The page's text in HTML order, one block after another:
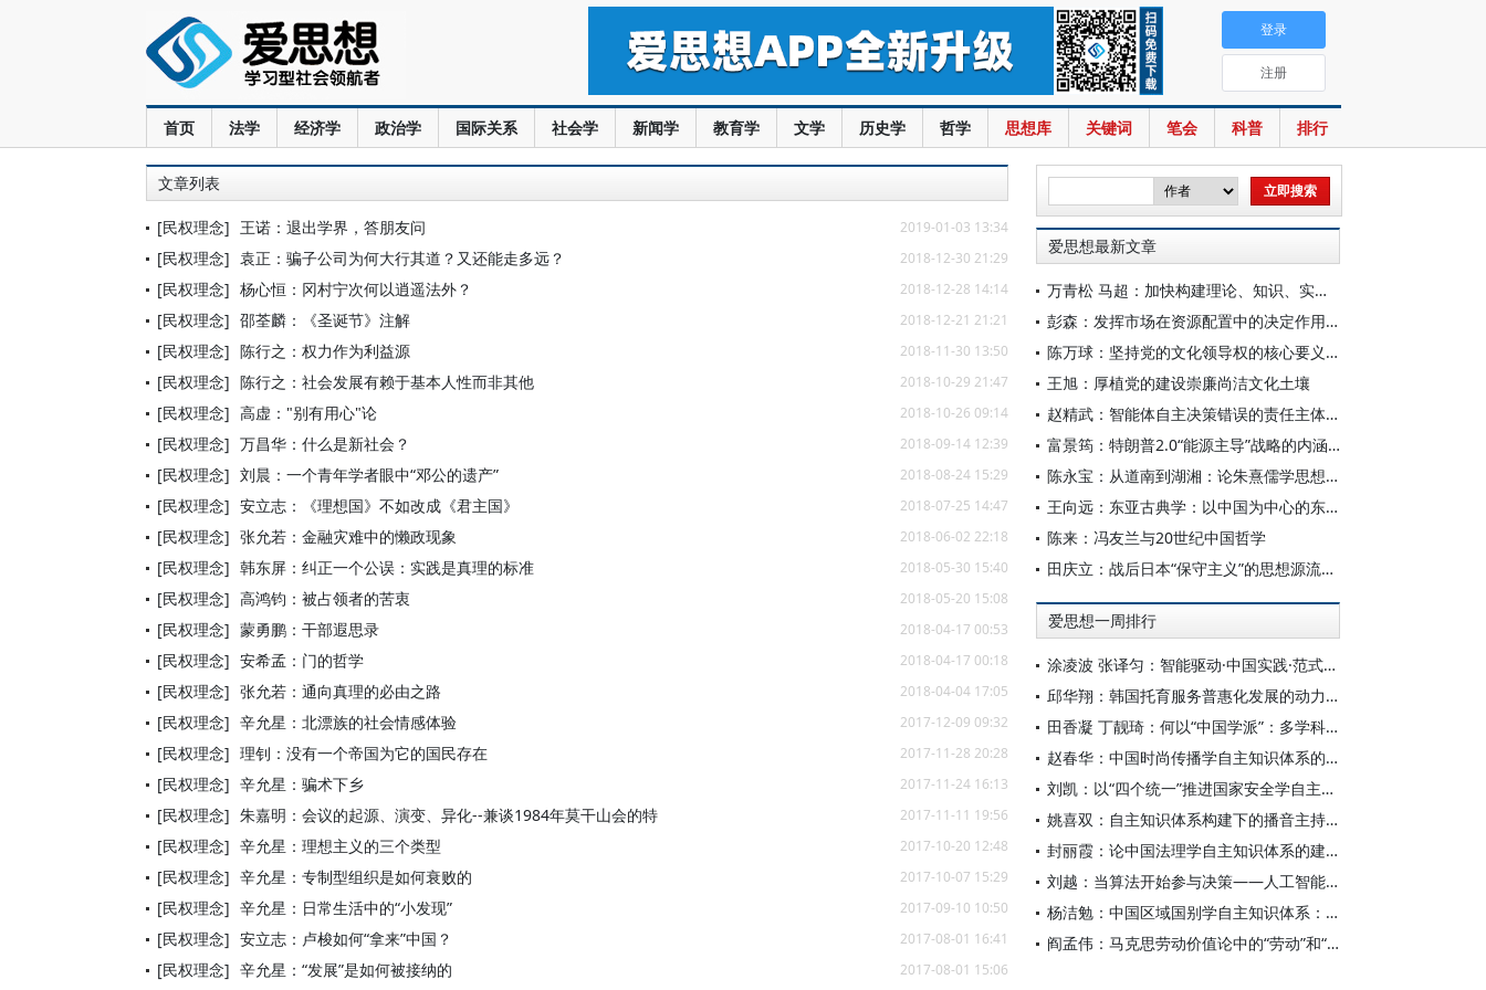
首页 法学 经济学 政治学 国际关系 社会学 新闻学 教育学 文学 历史学 哲学 思想库 关键词 笔会 科普 排行
登录
注册
文章列表
[民权理念] 王诺：退出学界，答朋友问 2019-01-03 13:34
[民权理念] 袁正：骗子公司为何大行其道？又还能走多远？ 2018-12-30 21:29
[民权理念] 杨心恒：冈村宁次何以逍遥法外？ 2018-12-28 14:14
[民权理念] 邵荃麟：《圣诞节》注解 2018-12-21 21:21
[民权理念] 陈行之：权力作为利益源 2018-11-30 13:50
[民权理念] 陈行之：社会发展有赖于基本人性而非其他 2018-10-29 21:47
[民权理念] 高虚："别有用心"论 2018-10-26 09:14
[民权理念] 万昌华：什么是新社会？ 2018-09-14 12:39
[民权理念] 刘晨：一个青年学者眼中“邓公的遗产” 2018-08-24 15:29
[民权理念] 安立志：《理想国》不如改成《君主国》 2018-07-25 14:47
[民权理念] 张允若：金融灾难中的懒政现象 2018-06-02 22:18
[民权理念] 韩东屏：纠正一个公误：实践是真理的标准 2018-05-30 15:40
[民权理念] 高鸿钧：被占领者的苦衷 2018-05-20 15:08
[民权理念] 蒙勇鹏：干部遐思录 2018-04-17 00:53
[民权理念] 安希孟：门的哲学 2018-04-17 00:18
[民权理念] 张允若：通向真理的必由之路 2018-04-04 17:05
[民权理念] 辛允星：北漂族的社会情感体验 2017-12-09 09:32
[民权理念] 理钊：没有一个帝国为它的国民存在 2017-11-28 20:28
[民权理念] 辛允星：骗术下乡 2017-11-24 16:13
[民权理念] 朱嘉明：会议的起源、演变、异化--兼谈1984年莫干山会的特 2017-11-11 19:56
[民权理念] 辛允星：理想主义的三个类型 2017-10-20 12:48
[民权理念] 辛允星：专制型组织是如何衰败的 2017-10-07 15:29
[民权理念] 辛允星：日常生活中的“小发现” 2017-09-10 10:50
[民权理念] 安立志：卢梭如何“拿来”中国？ 2017-08-01 16:41
[民权理念] 辛允星：“发展”是如何被接纳的 2017-08-01 15:06
爱思想最新文章
万青松 马超：加快构建理论、知识、实践一体发展的区域国别自主知识体系
彭森：发挥市场在资源配置中的决定作用是中国改革的最基本经验
陈万球：坚持党的文化领导权的核心要义、历史必然性和科学方法
王旭：厚植党的建设崇廉尚洁文化土壤
赵精武：智能体自主决策错误的责任主体与边界
富景筠：特朗普2.0“能源主导”战略的内涵、举措与影响
陈永宝：从道南到湖湘：论朱熹儒学思想的演变
王向远：东亚古典学：以中国为中心的东亚学术文化共同体之建构
陈来：冯友兰与20世纪中国哲学
田庆立：战后日本“保守主义”的思想源流及核心价值探析
爱思想一周排行
涂凌波 张译匀：智能驱动·中国实践·范式创新：“构建中国新闻传播学自主知识体系”专题研讨会综述
邱华翔：韩国托育服务普惠化发展的动力机制、制度路径与政策效应
田香凝 丁靓琦：何以“中国学派”：多学科视野下中国特色新闻传播学建设的研究
赵春华：中国时尚传播学自主知识体系的内在逻辑与实践路径
刘凯：以“四个统一”推进国家安全学自主知识体系构建
姚喜双：自主知识体系构建下的播音主持高等专业教育研究
封丽霞：论中国法理学自主知识体系的建构
刘越：当算法开始参与决策——人工智能重塑全球治理的底层逻辑
杨洁勉：中国区域国别学自主知识体系：本原、借鉴和建构
阎孟伟：马克思劳动价值论中的“劳动”和“价值”概念